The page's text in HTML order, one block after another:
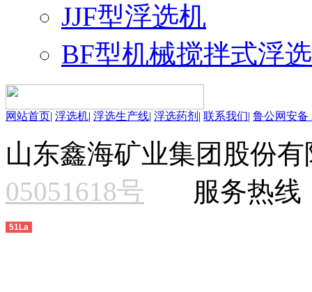
JJF型浮选机
BF型机械搅拌式浮
网站首页| 浮选机| 浮选生产线| 浮选药剂 | 联系我们| 鲁公网安备
山东鑫海矿业集团股份
05051618号 服务热线
51La